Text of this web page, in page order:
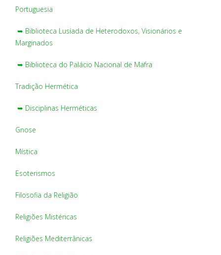
Portuguesia
➥ Biblioteca Lusíada de Heterodoxos, Visionários e
Marginados
➥ Biblioteca do Palácio Nacional de Mafra
Tradição Hermética
➥ Disciplinas Herméticas
Gnose
Mística
Esoterismos
Filosofia da Religião
Religiões Mistéricas
Religiões Mediterrânicas